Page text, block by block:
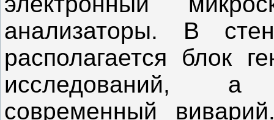
анализаторы. В
располагается блок
исследований, а
современный